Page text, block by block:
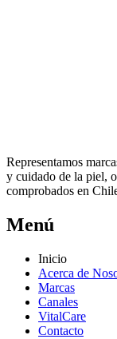
Representamos
y cuidado de la piel,
comprobados en
Menú
Inicio
Acerca de
Marcas
Canales
VitalCare
Contacto